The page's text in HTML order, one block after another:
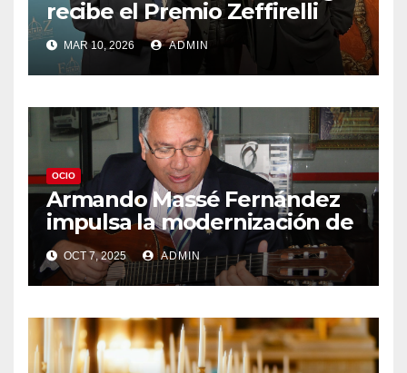
recibe el Premio Zeffirelli
tras una notable tour en
febrero
MAR 10, 2026 ADMIN
OCIO
Armando Massé Fernández
impulsa la modernización de
Apdayc en beneficio de los
compositores
OCT 7, 2025 ADMIN